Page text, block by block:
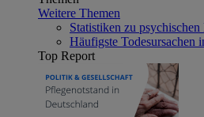
Weitere Themen
Statistiken zu
Häufigste Todesursachen
Top Report